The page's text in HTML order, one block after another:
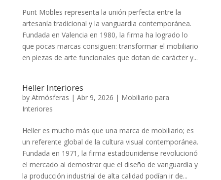
Punt Mobles representa la unión perfecta entre la
artesanía tradicional y la vanguardia contemporánea.
Fundada en Valencia en 1980, la firma ha logrado lo
que pocas marcas consiguen: transformar el mobiliario
en piezas de arte funcionales que dotan de carácter y...
Heller Interiores
by Atmósferas | Abr 9, 2026 | Mobiliario para
Interiores
Heller es mucho más que una marca de mobiliario; es
un referente global de la cultura visual contemporánea.
Fundada en 1971, la firma estadounidense revolucionó
el mercado al demostrar que el diseño de vanguardia y
la producción industrial de alta calidad podían ir de...